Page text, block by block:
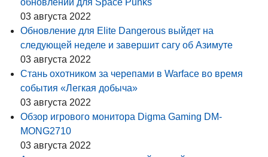
обновлении для Space Punks
03 августа 2022
Обновление для Elite Dangerous выйдет на
следующей неделе и завершит сагу об Азимуте
03 августа 2022
Стань охотником за черепами в Warface во время
события «Легкая добыча»
03 августа 2022
Обзор игрового монитора Digma Gaming DM-
MONG2710
03 августа 2022